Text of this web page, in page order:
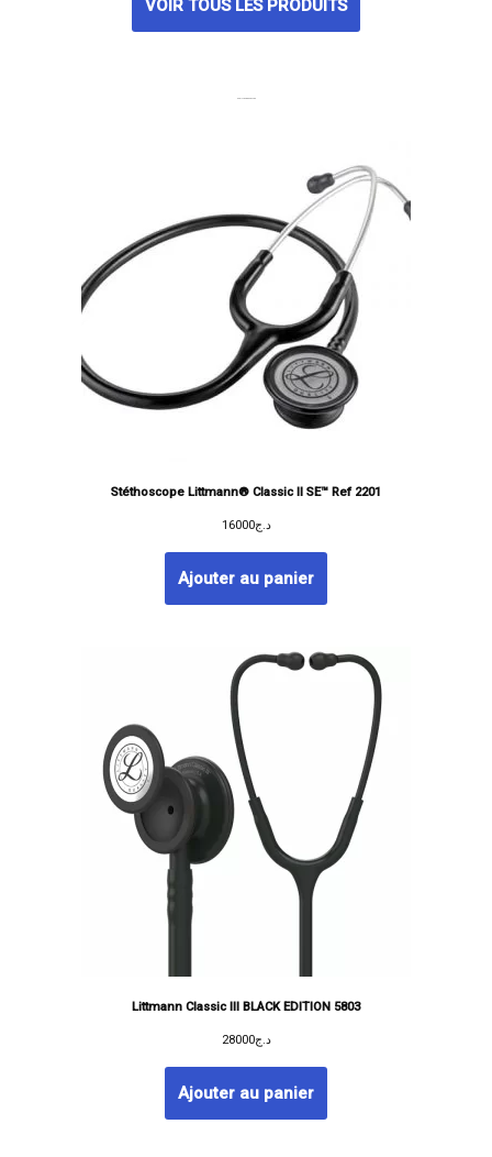
VOIR TOUS LES PRODUITS
Stéthoscope Littmann® Classic II SE™ Ref 2201
د.ج16000
Ajouter au panier
Littmann Classic III BLACK EDITION 5803
د.ج28000
Ajouter au panier